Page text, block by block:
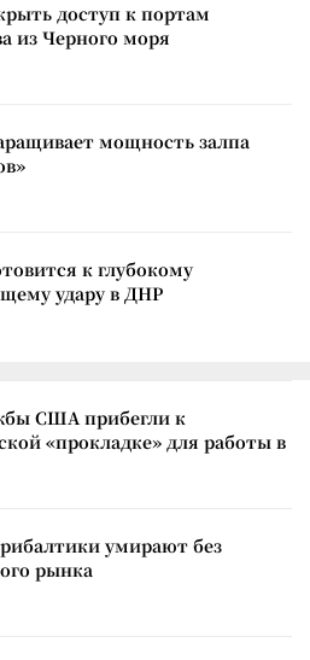
доступ к портам
из Черного моря
мощность залпа
к глубокому
удару в ДНР
США прибегли к
«прокладке» для работы в
умирают без
рынка